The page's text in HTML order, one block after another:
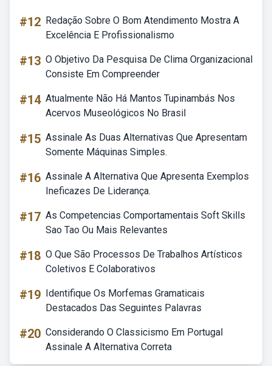
#12 Redação Sobre O Bom Atendimento Mostra A
Excelência E Profissionalismo
#13 O Objetivo Da Pesquisa De Clima Organizacional
Consiste Em Compreender
#14 Atualmente Não Há Mantos Tupinambás Nos
Acervos Museológicos No Brasil
#15 Assinale As Duas Alternativas Que Apresentam
Somente Máquinas Simples.
#16 Assinale A Alternativa Que Apresenta Exemplos
Ineficazes De Liderança.
#17 As Competencias Comportamentais Soft Skills
Sao Tao Ou Mais Relevantes
#18 O Que São Processos De Trabalhos Artísticos
Coletivos E Colaborativos
#19 Identifique Os Morfemas Gramaticais
Destacados Das Seguintes Palavras
#20 Considerando O Classicismo Em Portugal
Assinale A Alternativa Correta